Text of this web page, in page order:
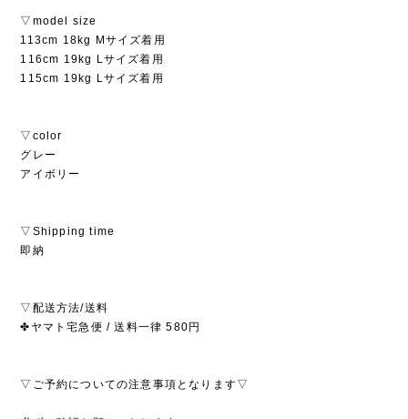
▽model size
113cm 18kg Mサイズ着用
116cm 19kg Lサイズ着用
115cm 19kg Lサイズ着用
▽color
グレー
アイボリー
▽Shipping time
即納
▽配送方法/送料
✤ヤマト宅急便 / 送料一律 580円
▽ご予約についての注意事項となります▽